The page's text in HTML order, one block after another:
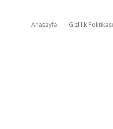
Anasayfa Gizlilik Politikası